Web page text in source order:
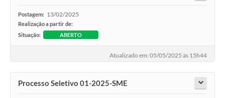
Projetos
Contas Públicas
Links
Postagem: 13/02/2025
Realização a partir de:
Situação:
ABERTO
Atualizado em: 05/05/2025 às 15h44
Processo Seletivo 01-2025-SME